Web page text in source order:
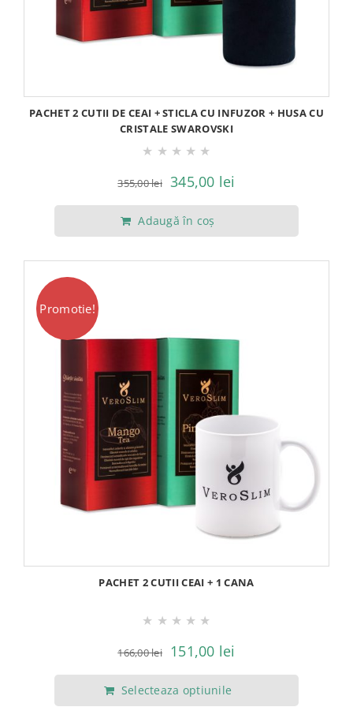
PACHET 2 CUTII DE CEAI + STICLA CU INFUZOR + HUSA CU
CRISTALE SWAROVSKI
★ ★ ★ ★ ★
355,00lei Prețul
inițial
a
345,00 lei
curent
Adaugă în coș
Promotie!
PACHET 2 CUTII CEAI + 1 CANA
★ ★ ★ ★ ★
166,00lei
Prețul
inițial
a
151,00 lei
curent
Selecteaza optiunile